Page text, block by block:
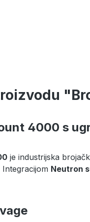
4000 s
je industrijska
Integracijom Neutron